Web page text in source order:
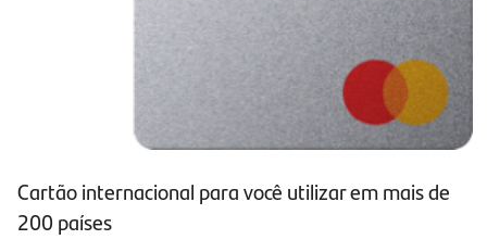
Cartão internacional para você utilizar em mais de
200 países